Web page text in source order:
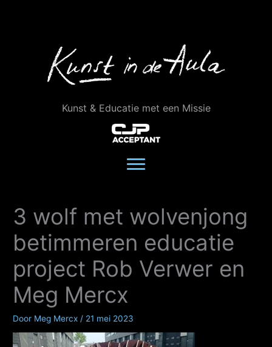
Kunst & Educatie met een Missie
3 wolf met wolvenjong
betimmeren educatie
project Rob Verwer en
Meg Mercx
Door Meg Mercx / 21 mei 2023